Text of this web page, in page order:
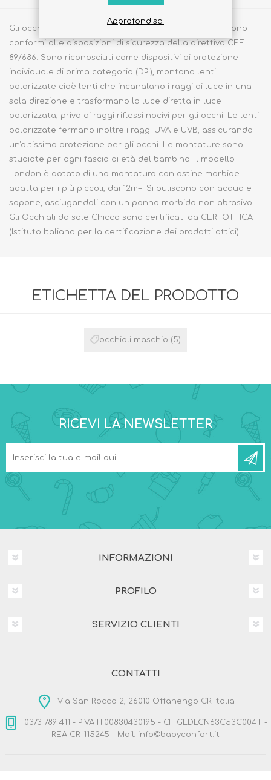
Gli occhiali Chicco sole sono indicati per i bambini e sono
conformi alle disposizioni di sicurezza della direttiva CEE
89/686. Sono riconosciuti come dispositivi di protezione
individuale di prima categoria (DPI), montano lenti
polarizzate cioè lenti che incanalano i raggi di luce in una
sola direzione e trasformano la luce diretta in luce
polarizzata, priva di raggi riflessi nocivi per gli occhi. Le lenti
polarizzate fermano inoltre i raggi UVA e UVB, assicurando
un'altissima protezione per gli occhi. Le montature sono
studiate per ogni fascia di età del bambino. Il modello
London è dotato di una montatura con astine morbide
adatta per i più piccoli, dai 12m+. Si puliscono con acqua e
sapone, asciugandoli con un panno morbido non abrasivo.
Gli Occhiali da sole Chicco sono certificati da CERTOTTICA
(Istituto Italiano per la certificazione dei prodotti ottici).
ETICHETTA DEL PRODOTTO
occhiali maschio (5)
RICEVI LA NEWSLETTER
INFORMAZIONI
PROFILO
SERVIZIO CLIENTI
CONTATTI
Via San Rocco 2, 26010 Offanengo CR Italia
0373 789 411 - PIVA IT00830430195 - CF GLDLGN63C53G004T -
REA CR-115245 - Mail: info©babyconfort.it
Approfondisci